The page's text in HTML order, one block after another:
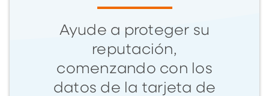
Ayude a proteger su
reputación,
comenzando con los
datos de la tarjeta de